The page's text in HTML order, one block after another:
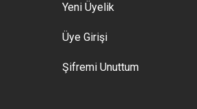
Yeni Üyelik
Üye Girişi
Şifremi Unuttum